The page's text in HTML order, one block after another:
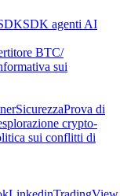
SDK agenti AI
BTC/
sui
SicurezzaProva di
crypto-
sui conflitti di